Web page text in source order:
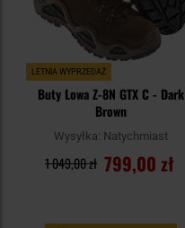
LETNIA WYPRZEDAŻ
Buty Lowa Z-8N GTX C - Dark
Brown
Wysyłka: Natychmiast
799,00 zł
1 049,00 zł